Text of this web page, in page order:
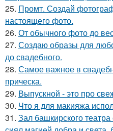
25. Промт. Создай
настоящего фото.
26. От обычного фото до
27. Создаю образы для
до свадебного.
28. Самое важное в
прическа.
29. Выпускной - это про
30. Что я для макияжа
31. Зал башкирского